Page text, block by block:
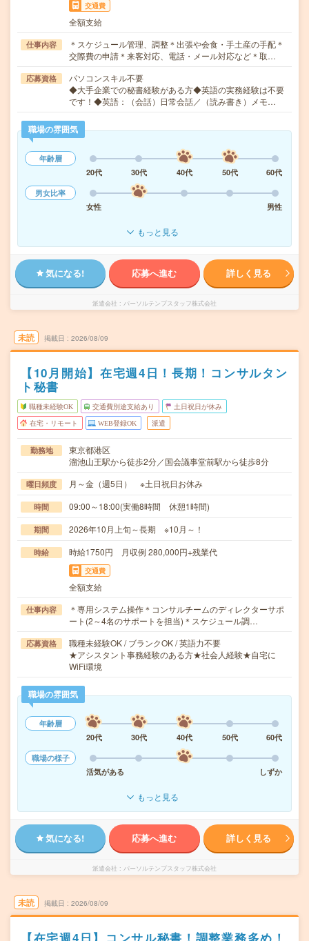
交通費
全額支給
仕事内容
＊スケジュール管理、調整＊出張や会食・手土産の手配＊
交際費の申請＊来客対応、電話・メール対応など＊取…
応募資格
パソコンスキル不要
◆大手企業での秘書経験がある方◆英語の実務経験は不要
です！◆英語：（会話）日常会話／（読み書き）メモ…
職場の雰囲気
年齢層
20代
30代 40代 50代
60代
男女比率
女性
男性
もっと見る
気になる! 応募へ進む 詳しく見る
派遣会社 パーソルテンプスタッフ株式会社
未読 掲載日 2026/08/09
【10月開始】在宅週4日！長期！コンサルタン
ト秘書
職種未経験OK 交通費別途支給あり 土日祝日が休み
在宅・リモート WEB登録OK 派遣
勤務地
東京都港区
溜池山王駅から徒歩2分／国会議事堂前駅から徒歩8分
曜日頻度 月～金（週5日） ※土日祝日お休み
時間 09:00～18:00(実働8時間 休憩1時間)
期間 2026年10月上旬～長期 ※10月～！
時給 時給1750円 月収例 280,000円+残業代
交通費
全額支給
仕事内容
＊専用システム操作＊コンサルチームのディレクターサポ
ート(2～4名のサポートを担当)＊スケジュール調…
応募資格
職種未経験OK / ブランクOK / 英語力不要
★アシスタント事務経験のある方★社会人経験★自宅に
WiFi環境
職場の雰囲気
年齢層
20代
30代 40代 50代
60代
職場の様子
活気がある
しずか
もっと見る
気になる! 応募へ進む 詳しく見る
派遣会社 パーソルテンプスタッフ株式会社
未読 掲載日 2026/08/09
【在宅週4日】コンサル秘書！調整業務多め！